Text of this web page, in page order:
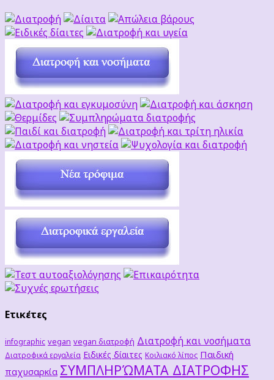
Ετικέτες
infographic vegan vegan διατροφή Διατροφή και νοσήματα
Διατροφικά εργαλεία Ειδικές δίαιτες Κοιλιακό λίπος Παιδική
παχυσαρκία ΣΥΜΠΛΗΡΏΜΑΤΑ ΔΙΑΤΡΟΦΗΣ